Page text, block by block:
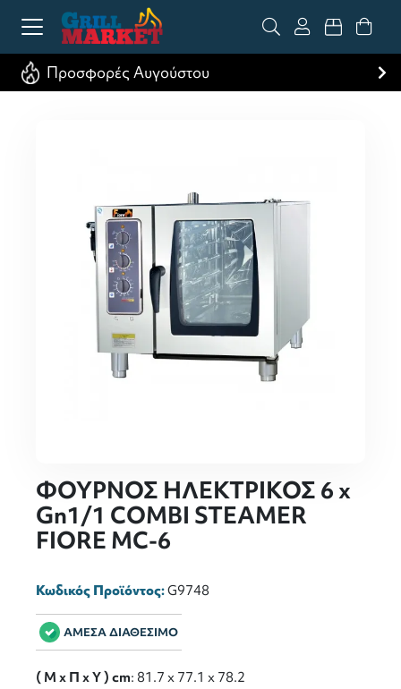
Προσφορές Αυγούστου
ΦΟΥΡΝΟΣ ΗΛΕΚΤΡΙΚΟΣ 6 x
Gn1/1 COMBI STEAMER
FIORE MC-6
Κωδικός Προϊόντος:G9748
ΑΜΕΣΑ ΔΙΑΘΕΣΙΜΟ
( M x Π x Y ) cm: 81.7 x 77.1 x 78.2